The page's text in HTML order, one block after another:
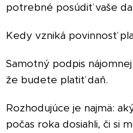
potrebné posúdiť vaše
Kedy vzniká povinnosť
Samotný podpis
že budete platiť daň.
Rozhodujúce je najmä:
počas roka dosiahli, či si